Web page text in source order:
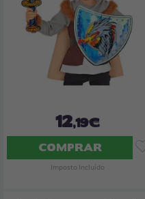
12,19€
COMPRAR
Imposto Incluído